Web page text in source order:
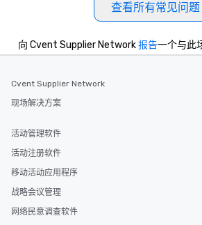
查看所有常见问题
向 Cvent Supplier Network报告一个与此
Cvent Supplier Network
现场解决方案
活动管理软件
活动注册软件
移动活动应用程序
战略会议管理
网络民意调查软件